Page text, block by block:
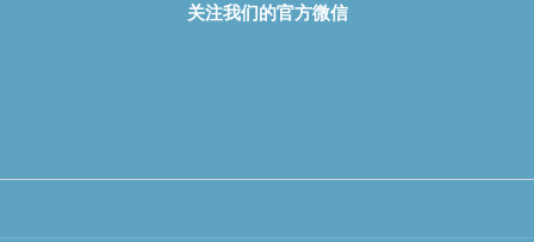
关注我们的官方微信